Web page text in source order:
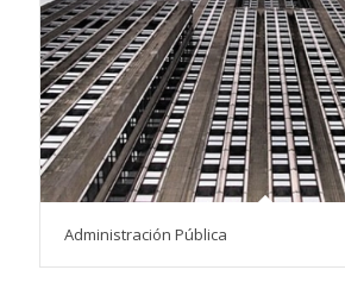
Administración Pública